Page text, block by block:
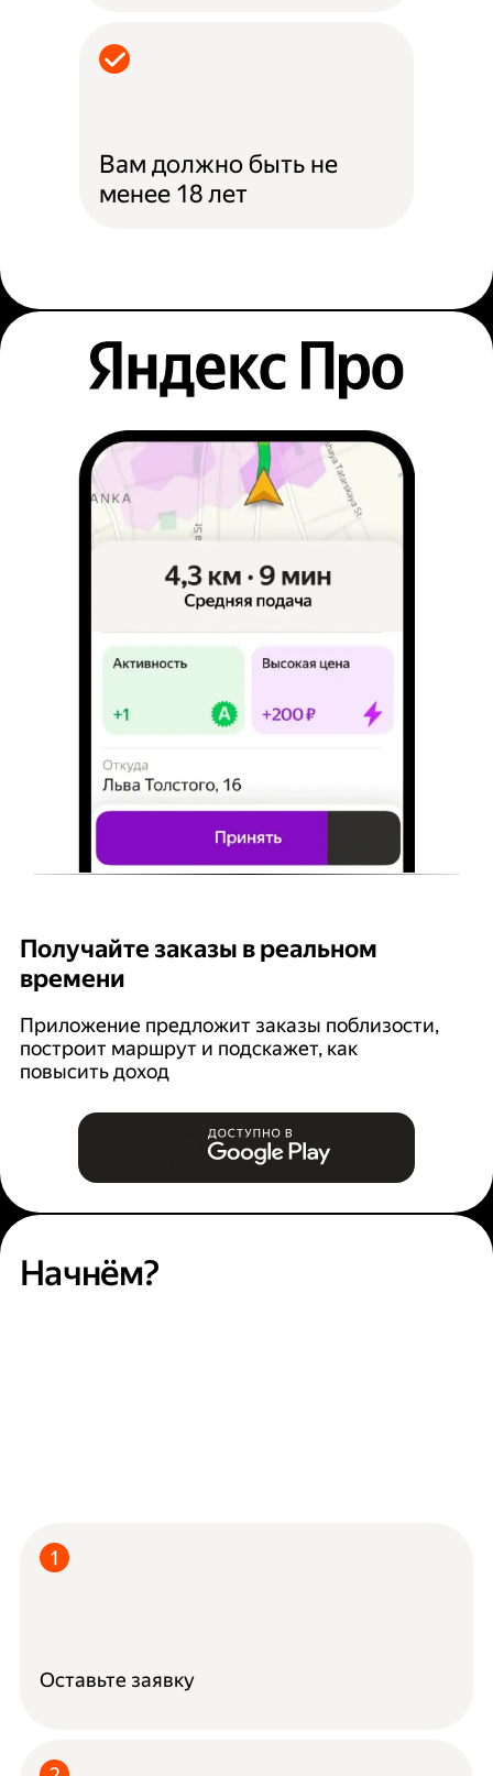
Вам должно быть не
менее 18 лет
Получайте заказы в реальном
времени
Приложение предложит заказы поблизости,
построит маршрут и подскажет, как
повысить доход
Начнём?
Оставьте заявку